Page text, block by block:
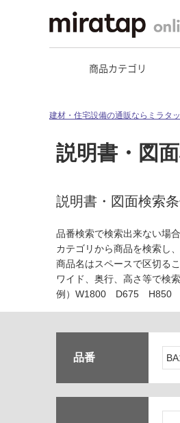
商品カテゴリ
建材・住宅設備の通販ならミラタ
説明書・図
説明書・図面検索
品番検索で検索出来ない場
カテゴリから商品を検索し
商品名はスペースで区切る
ワイド、奥行、高さ等で検
例）W1800 D675 H850
品番